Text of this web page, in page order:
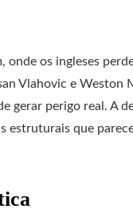
os ingleses
Vlahovic e Weston
gerar perigo real. A
estruturais que